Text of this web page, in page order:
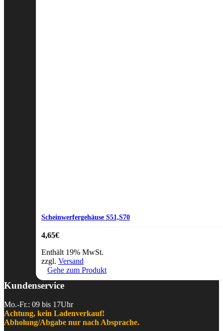
Scheinwerfergehäuse S51,S70
4,65€
Enthält 19% MwSt.
zzgl. Versand
Gehe zum Produkt
Kundenservice
Mo.-Fr.: 09 bis 17Uhr
Achtung, kein Ladenverkauf!
Abholung/Abgabe nur nach Absprache.